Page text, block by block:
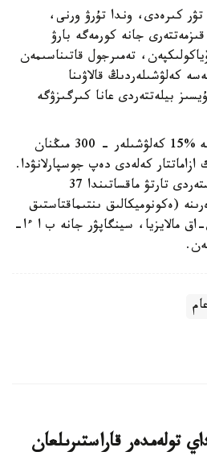
كىرەدى، وندا تۇرۋ ورنى،
جانە كورمەگە بارۋ
تەمىرجول قاتىناسىمەن
كەلۋشىلەردىڭ قالاۋىنا
بيلەتتەردى عانا كىرگىزۋگە
شەتەلدەن ەكسپو-2017-گە %15 كەلۋشىلەر - 300 مىڭنان
ازاماتتار كەلەدى دەپ جوسپارلانۋدا.
2017-جىلى كورمەگە تۋريستەردى تارتۋ ماقساتىندا 37
(ەكونوميكالىق ىنتىماقتاستىق
مالايزيا، سينگاپۋر جانە ب ا ءا-
تولەمدەر قاراستىرىلعان